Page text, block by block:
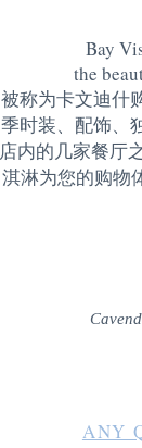
Bay
the
被称为卡文迪什
季时装、配饰、
店内的几家餐厅
淇淋为您的购物
ANY